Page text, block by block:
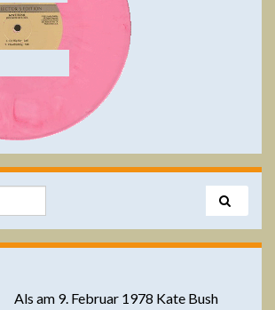
Als am 9. Februar 1978 Kate Bush